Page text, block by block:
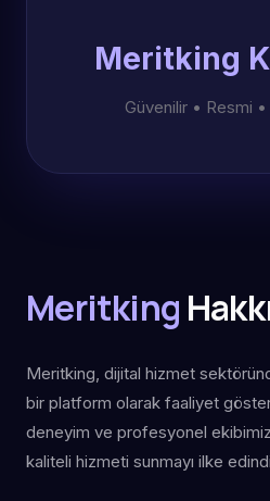
Meritking
Güvenilir • Resmi
Meritking
Meritking, dijital hizmet
bir platform olarak faaliyet
deneyim ve profesyonel
kaliteli hizmeti sunmayı ilke